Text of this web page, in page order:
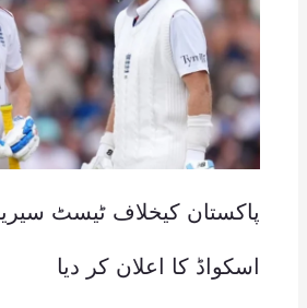
پاکستان کیخلاف ٹیسٹ سیریز
اسکواڈ کا اعلان کر دیا